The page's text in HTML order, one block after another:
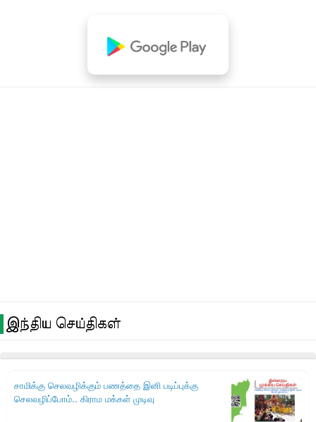
இந்திய செய்திகள்